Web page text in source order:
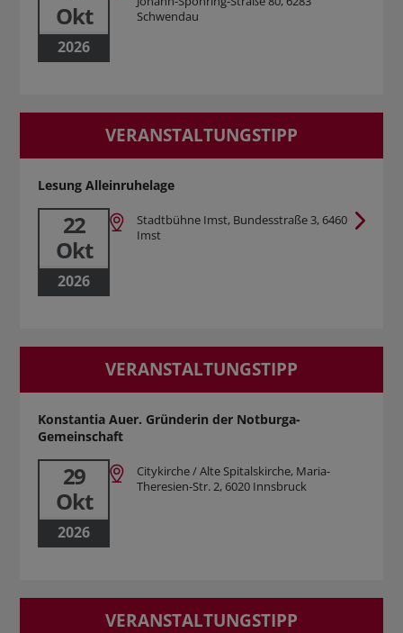
Okt
2026
Schwendau
VERANSTALTUNGSTIPP
Lesung Alleinruhelage
22
Okt
2026
Stadtbühne Imst, Bundesstraße 3, 6460
Imst
VERANSTALTUNGSTIPP
Konstantia Auer. Gründerin der Notburga-
Gemeinschaft
29
Okt
2026
Citykirche / Alte Spitalskirche, Maria-
Theresien-Str. 2, 6020 Innsbruck
VERANSTALTUNGSTIPP